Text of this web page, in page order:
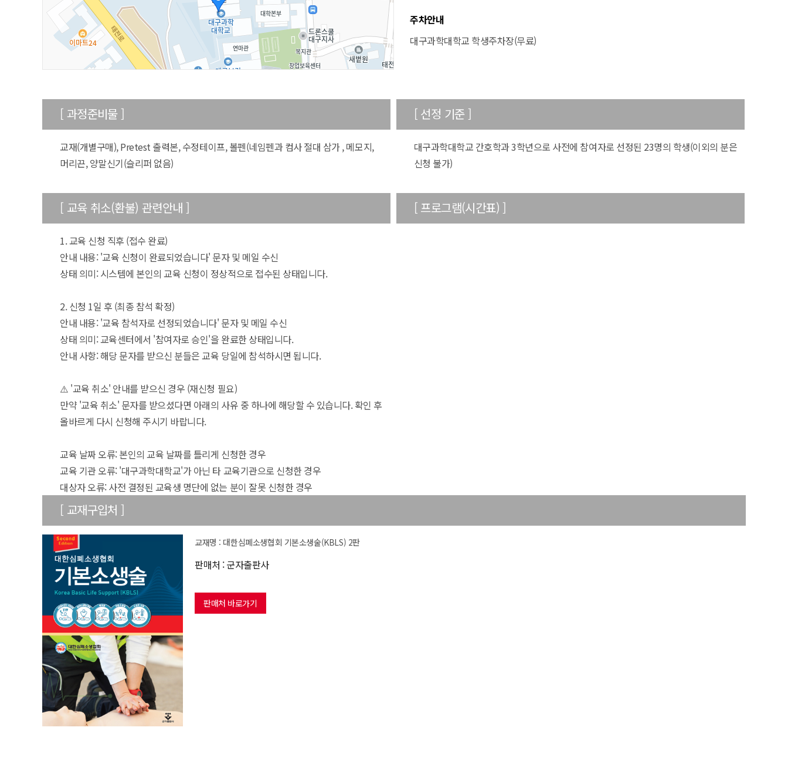
50m
주차안내
대구과학대학교 학생주차장(무료)
[ 과정준비물 ]
교재(개별구매), Pretest 출력본, 수정테이프, 볼펜(네임펜과 컴사 절대 삼가 , 메모지,
머리끈, 양말신기(슬리퍼 없음)
[ 교육 취소(환불) 관련안내 ]
1. 교육 신청 직후 (접수 완료)
안내 내용: '교육 신청이 완료되었습니다' 문자 및 메일 수신
상태 의미: 시스템에 본인의 교육 신청이 정상적으로 접수된 상태입니다.
2. 신청 1일 후 (최종 참석 확정)
안내 내용: '교육 참석자로 선정되었습니다' 문자 및 메일 수신
상태 의미: 교육센터에서 '참여자로 승인'을 완료한 상태입니다.
안내 사항: 해당 문자를 받으신 분들은 교육 당일에 참석하시면 됩니다.
⚠️ '교육 취소' 안내를 받으신 경우 (재신청 필요)
만약 '교육 취소' 문자를 받으셨다면 아래의 사유 중 하나에 해당할 수 있습니다. 확인 후
올바르게 다시 신청해 주시기 바랍니다.
교육 날짜 오류: 본인의 교육 날짜를 틀리게 신청한 경우
교육 기관 오류: '대구과학대학교'가 아닌 타 교육기관으로 신청한 경우
대상자 오류: 사전 결정된 교육생 명단에 없는 분이 잘못 신청한 경우
[ 선정 기준 ]
대구과학대학교 간호학과 3학년으로 사전에 참여자로 선정된 23명의 학생(이외의 분은
신청 불가)
[ 프로그램(시간표) ]
[ 교재구입처 ]
교재명 : 대한심폐소생협회 기본소생술(KBLS) 2판
판매처 : 군자출판사
판매처 바로가기